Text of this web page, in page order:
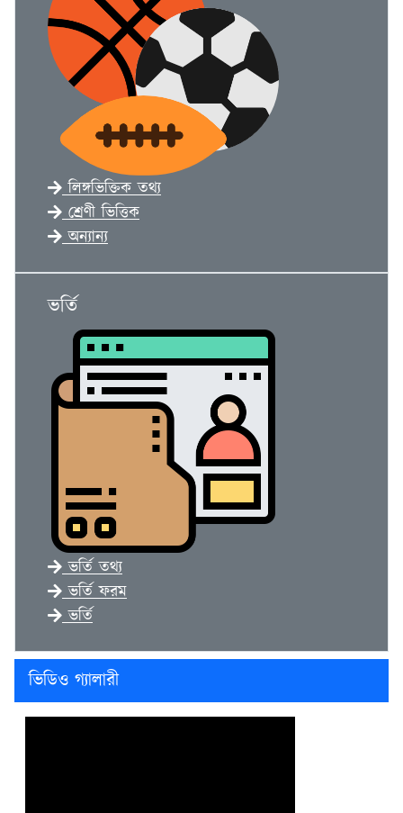
লিঙ্গভিক্তিক তথ্য
শ্রেণী ভিত্তিক
অন্যান্য
ভর্তি
ভর্তি তথ‍্য
ভর্তি ফরম
ভর্তি
ভিডিও গ্যালারী